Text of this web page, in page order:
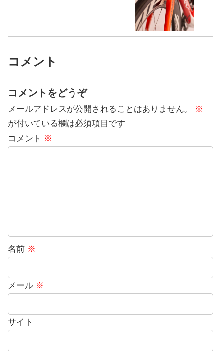
コメント
コメントをどうぞ
メールアドレスが公開されることはありません。
※
が付いている欄は必須項目です
コメント ※
名前 ※
メール ※
サイト